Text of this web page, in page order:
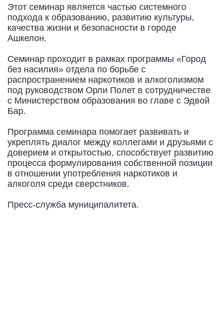
Этот семинар является частью системного
подхода к образованию, развитию культуры,
качества жизни и безопасности в городе
Ашкелон.
Семинар проходит в рамках программы «Город
без насилия» отдела по борьбе с
распространением наркотиков и алкоголизмом
под руководством Орли Полет в сотрудничестве
с Министерством образования во главе с Эдвой
Бар.
Программа семинара помогает развивать и
укреплять диалог между коллегами и друзьями с
доверием и открытостью, способствует развитию
процесса формулирования собственной позиции
в отношении употребления наркотиков и
алкоголя среди сверстников.
Пресс-служба муниципалитета.